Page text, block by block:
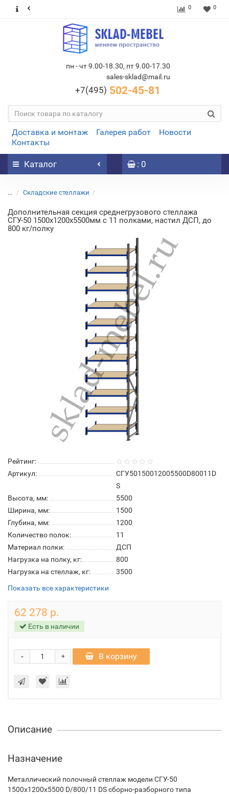
0 0
пн - чт 9.00-18.30, пт 9.00-17.30
sales-sklad@mail.ru
+7(495) 502-45-81
Доставка и монтаж Галерея работ
Новости
Контакты
Каталог : 0
... Складские стеллажи
Дополнительная секция среднегрузового стеллажа
СГУ-50 1500х1200х5500мм с 11 полками, настил ДСП, до
800 кг/полку
Рейтинг:
Артикул:
СГУ50150012005500D80011D
S
Высота, мм:
5500
Ширина, мм:
1500
Глубина, мм:
1200
Количество полок:
11
Материал полки:
ДСП
Нагрузка на полку, кг:
800
Нагрузка на стеллаж, кг:
3500
Показать все характеристики
62 278 р.
Есть в наличии
+
- В корзину
Описание
Назначение
Металлический полочный стеллаж модели СГУ-50
1500х1200х5500 D/800/11 DS сборно-разборного типа